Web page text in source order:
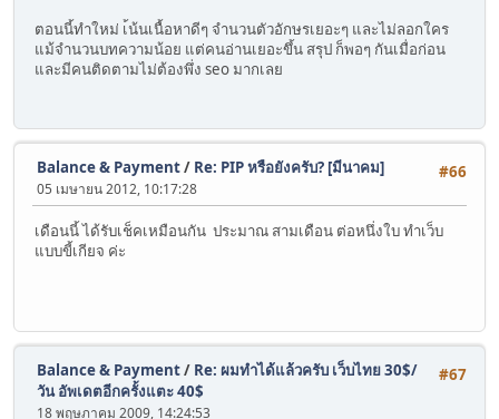
ตอนนี้ทำใหม่ เ้น้นเนื้อหาดีๆ จำนวนตัวอักษรเยอะๆ และไม่ลอกใคร
แม้จำนวนบทความน้อย แต่คนอ่านเยอะขึ้น สรุป ก็พอๆ กันเมื่อก่อน
และมีคนติดตามไม่ต้องพึ่ง seo มากเลย
#66
Balance & Payment/ Re: PIP หรือยังครับ? [มีนาคม]
05 เมษายน 2012, 10:17:28
เดือนนี้ ได้รับเช็คเหมือนกัน ประมาณ สามเดือน ต่อหนึ่งใบ ทำเว็บ
แบบขี้เกียจ ค่ะ
#67
Balance & Payment/ Re: ผมทำได้แล้วครับ เว็บไทย 30$/
วัน อัพเดตอีกครั้งแตะ 40$
18 พฤษภาคม 2009, 14:24:53